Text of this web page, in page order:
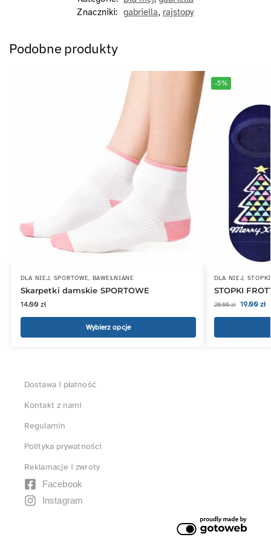
Znaczniki: gabriella, rajstopy
Podobne produkty
DLA NIEJ, SPORTOWE, BAWEŁNIANE
Skarpetki damskie SPORTOWE
14.00zł
Wybierz opcje
-5%
DLA NIEJ, STOPKI
STOPKI
20.00zł 19.00zł
Dostawa i płatność
Kontakt z nami
Regulamin
Polityka prywatności
Reklamacje i zwroty
Facebook
Instagram